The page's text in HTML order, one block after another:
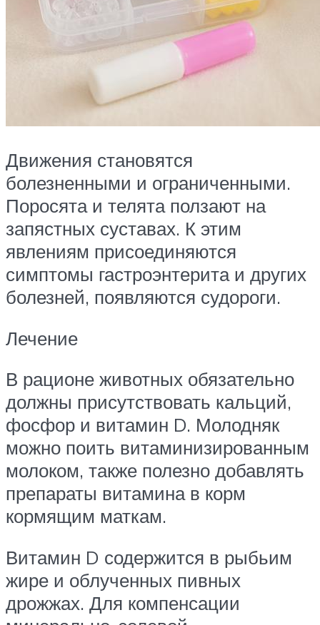
Движения становятся
болезненными и ограниченными.
Поросята и телята ползают на
запястных суставах. К этим
явлениям присоединяются
симптомы гастроэнтерита и других
болезней, появляются судороги.
Лечение
В рационе животных обязательно
должны присутствовать кальций,
фосфор и витамин D. Молодняк
можно поить витаминизированным
молоком, также полезно добавлять
препараты витамина в корм
кормящим маткам.
Витамин D содержится в рыбьим
жире и облученных пивных
дрожжах. Для компенсации